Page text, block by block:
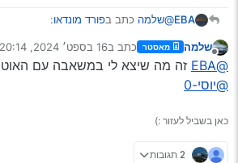
EBA@שלמה כתב בפורד מונדאו:
הצריכת דלק שלו 1-10.
אחד לעשר זה הפוקוס, אחיו הקטן עם המנוע
מנותק
שלמה מאסטר כתב ב16 בספט׳ 2024, 20:14
נערך לאחרונה על ידי
@EBA
זה מה שיצא לי במשאבה עם
@יוסי-0
כאן בשביל לעזור :)
2 תגובות